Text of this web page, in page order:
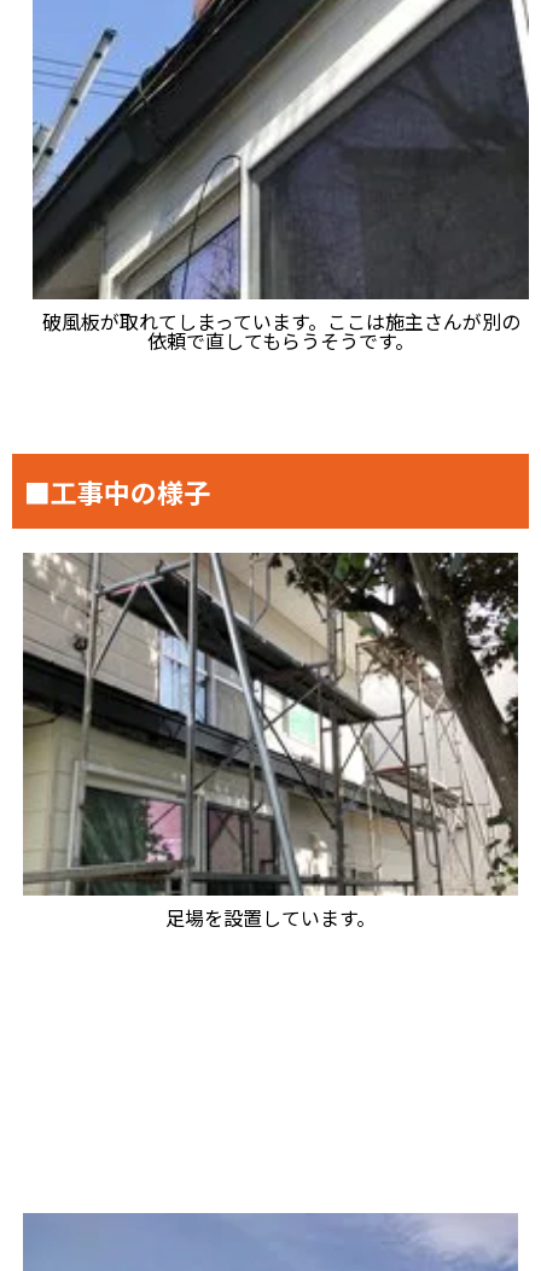
破風板が取れてしまっています。ここは施主さんが別の
依頼で直してもらうそうです。
■工事中の様子
足場を設置しています。